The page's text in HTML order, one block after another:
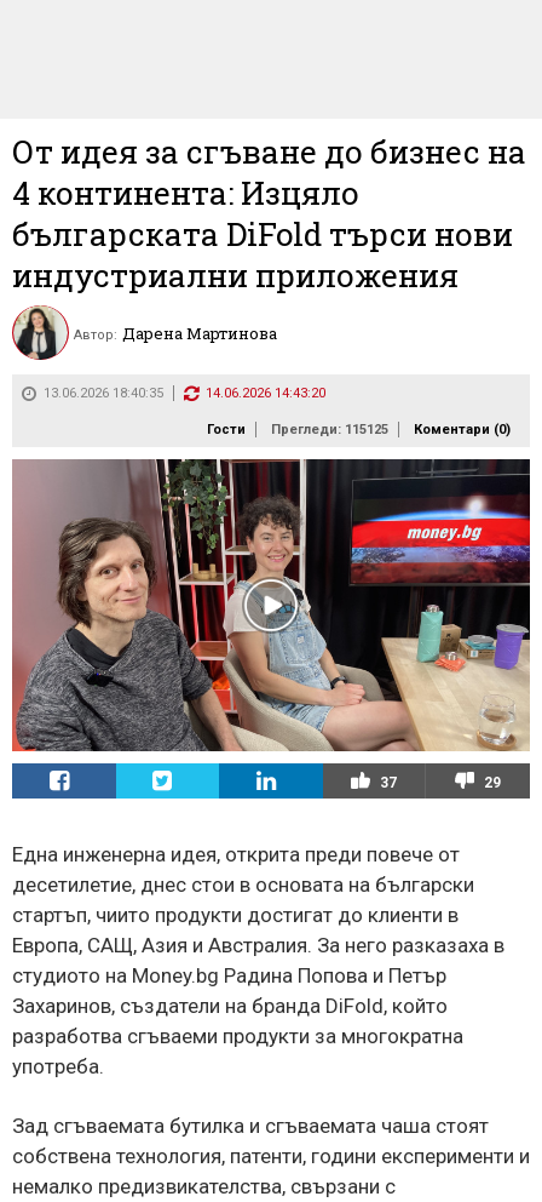
От идея за сгъване до бизнес на
4 континента: Изцяло
българската DiFold търси нови
индустриални приложения
Автор: Дарена Мартинова
13.06.2026 18:40:35 14.06.2026 14:43:20
Гости Прегледи: 115125 Коментари (0)
37 29
Една инженерна идея, открита преди повече от
десетилетие, днес стои в основата на български
стартъп, чиито продукти достигат до клиенти в
Европа, САЩ, Азия и Австралия. За него разказаха в
студиото на Money.bg Радина Попова и Петър
Захаринов, създатели на бранда DiFold, който
разработва сгъваеми продукти за многократна
употреба.
Зад сгъваемата бутилка и сгъваемата чаша стоят
собствена технология, патенти, години експерименти и
немалко предизвикателства, свързани с